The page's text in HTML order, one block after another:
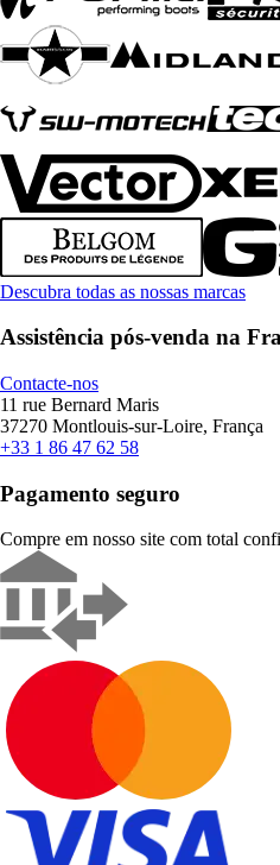
Descubra todas as nossas marcas
Assistência pós-venda na
Contacte-nos
11 rue Bernard Maris
37270 Montlouis-sur-Loire, França
+33 1 86 47 62 58
Pagamento seguro
Compre em nosso site com total